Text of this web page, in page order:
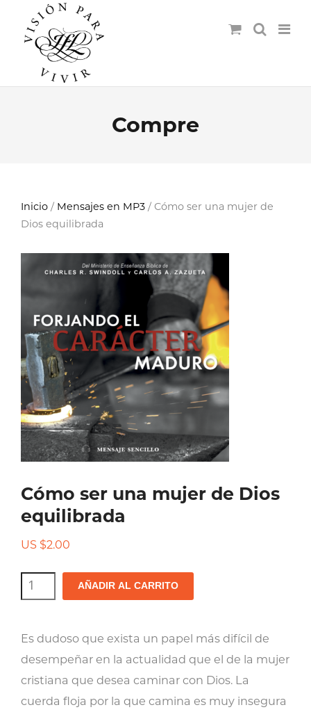
Compre
Inicio / Mensajes en MP3 / Cómo ser una mujer de
Dios equilibrada
Cómo ser una mujer de Dios
equilibrada
US $2.00
Cómo
ser
AÑADIR AL CARRITO
Es dudoso que exista un papel más difícil de
desempeñar en la actualidad que el de la mujer
cristiana que desea caminar con Dios. La
cuerda floja por la que camina es muy insegura